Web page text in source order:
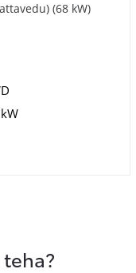
(68 kW)